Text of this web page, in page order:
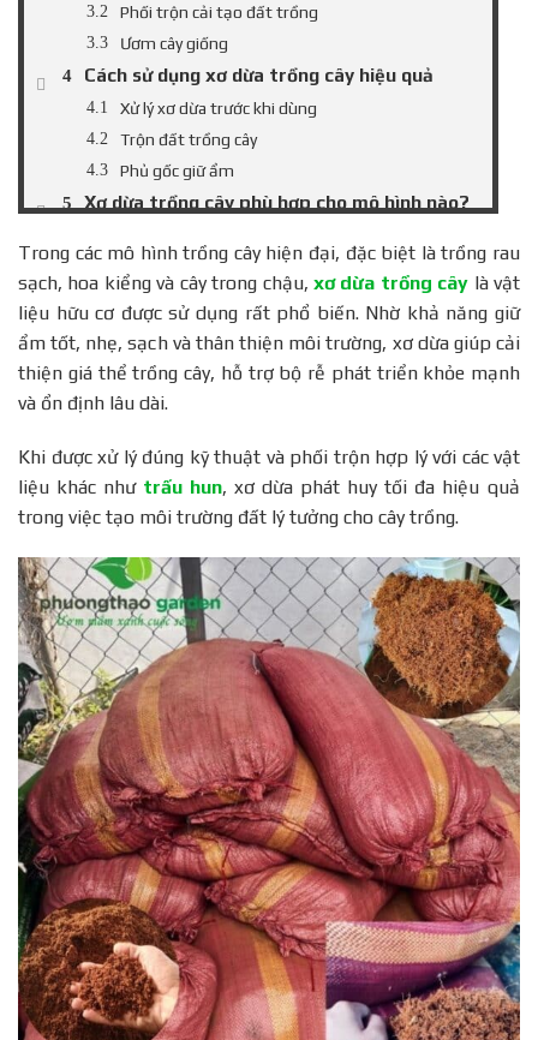
Phối trộn cải tạo đất trồng
Ươm cây giống
Cách sử dụng xơ dừa trồng cây hiệu quả
Xử lý xơ dừa trước khi dùng
Trộn đất trồng cây
Phủ gốc giữ ẩm
Xơ dừa trồng cây phù hợp cho mô hình nào?
Hoa và cây cảnh
Ươm giống & thủy canh giá thể
So sánh xơ dừa với các vật liệu trồng cây
khác
Cung cấp xơ dừa trồng cây chất lượng
Phương Thảo Garden – ươm mầm xanh cuộc
sống
Trong các mô hình trồng cây hiện đại, đặc biệt là trồng rau
sạch, hoa kiểng và cây trong chậu, xơ dừa trồng cây là vật
liệu hữu cơ được sử dụng rất phổ biến. Nhờ khả năng giữ
ẩm tốt, nhẹ, sạch và thân thiện môi trường, xơ dừa giúp cải
thiện giá thể trồng cây, hỗ trợ bộ rễ phát triển khỏe mạnh
và ổn định lâu dài.
Khi được xử lý đúng kỹ thuật và phối trộn hợp lý với các vật
liệu khác như trấu hun, xơ dừa phát huy tối đa hiệu quả
trong việc tạo môi trường đất lý tưởng cho cây trồng.